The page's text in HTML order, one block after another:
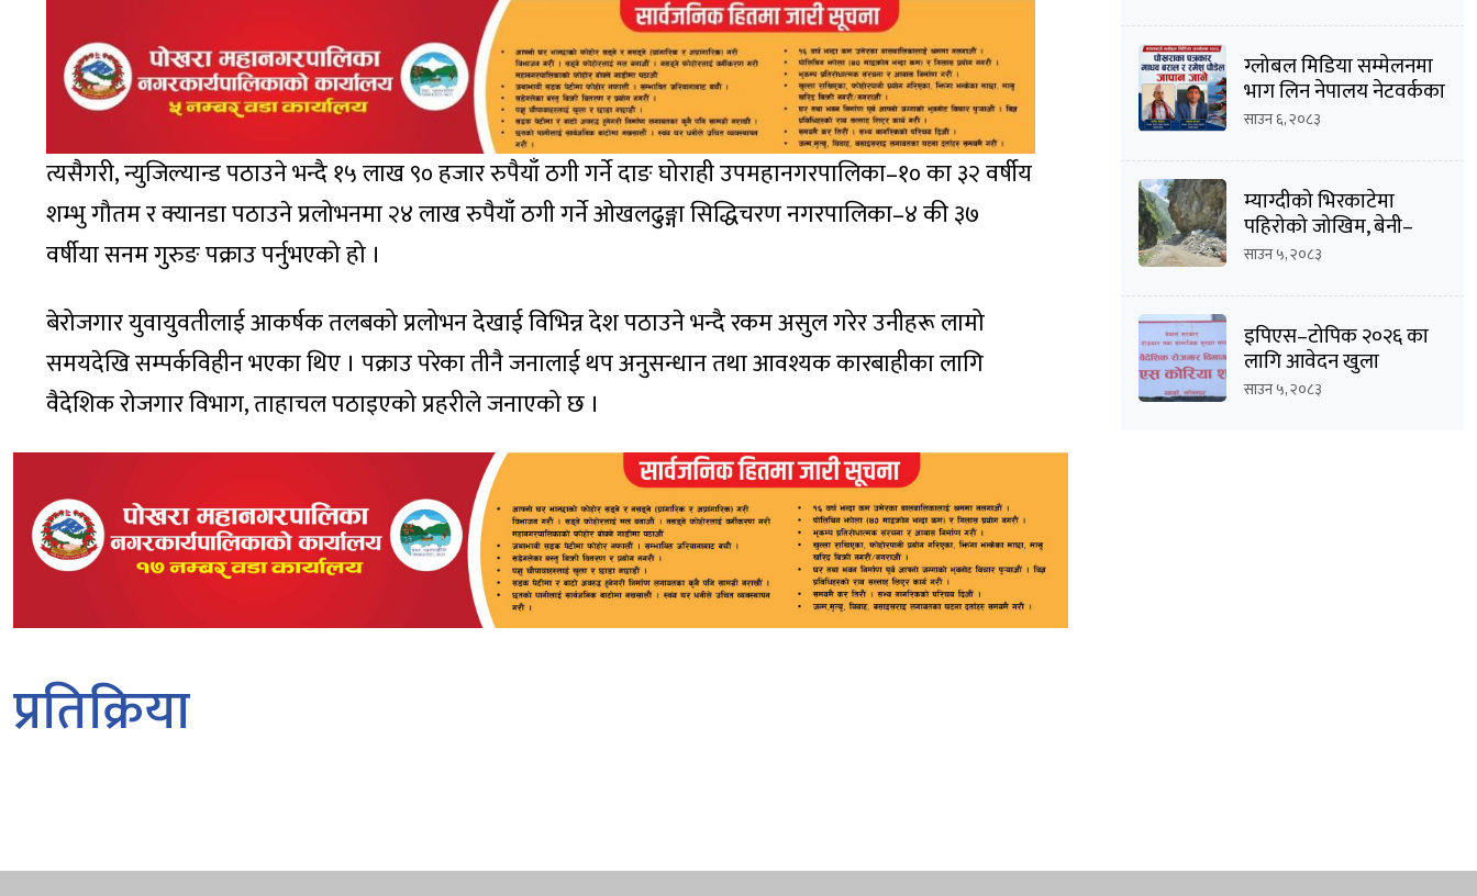
त्यसैगरी, न्युजिल्यान्ड पठाउने भन्दै १५ लाख ९० हजार रुपैयाँ ठगी गर्ने दाङ घोराही उपमहानगरपालिका–१० का ३२ वर्षीय
शम्भु गौतम र क्यानडा पठाउने प्रलोभनमा २४ लाख रुपैयाँ ठगी गर्ने ओखलढुङ्गा सिद्धिचरण नगरपालिका–४ की ३७
वर्षीया सनम गुरुङ पक्राउ पर्नुभएको हो ।
बेरोजगार युवायुवतीलाई आकर्षक तलबको प्रलोभन देखाई विभिन्न देश पठाउने भन्दै रकम असुल गरेर उनीहरू लामो
समयदेखि सम्पर्कविहीन भएका थिए । पक्राउ परेका तीनै जनालाई थप अनुसन्धान तथा आवश्यक कारबाहीका लागि
वैदेशिक रोजगार विभाग, ताहाचल पठाइएको प्रहरीले जनाएको छ ।
प्रतिक्रिया
ग्लोबल मिडिया सम्मेलनमा
भाग लिन नेपालय नेटवर्कका
सम्पादक माधव
प्रस्थान
साउन ६, २०८३
म्याग्दीको भिरकाटेमा
पहिरोको जोखिम, बेनी–
जोमसोम सडक असुरक्षित
साउन ५, २०८३
इपिएस–टोपिक २०२६ का
लागि आवेदन खुला
साउन ५, २०८३